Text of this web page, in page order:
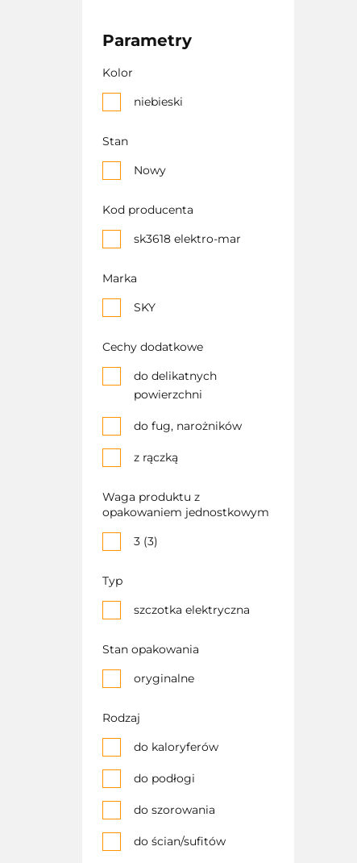
Parametry
Kolor
niebieski
Stan
Nowy
Kod producenta
sk3618 elektro-mar
Marka
SKY
Cechy dodatkowe
do delikatnych
powierzchni
do fug, narożników
z rączką
Waga produktu z
opakowaniem jednostkowym
3 (3)
Typ
szczotka elektryczna
Stan opakowania
oryginalne
Rodzaj
do kaloryferów
do podłogi
do szorowania
do ścian/sufitów